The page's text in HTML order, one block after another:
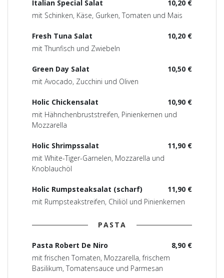
10,20 €
Italian Special Salat
mit Schinken, Käse, Gurken, Tomaten und Mais
10,20 €
Fresh Tuna Salat
mit Thunfisch und Zwiebeln
10,50 €
Green Day Salat
mit Avocado, Zucchini und Oliven
10,90 €
Holic Chickensalat
mit Hähnchenbruststreifen, Pinienkernen und
Mozzarella
11,90 €
Holic Shrimpssalat
mit White-Tiger-Garnelen, Mozzarella und
Knoblauchöl
11,90 €
Holic Rumpsteaksalat (scharf)
mit Rumpsteakstreifen, Chiliöl und Pinienkernen
PASTA
8,90 €
Pasta Robert De Niro
mit frischen Tomaten, Mozzarella, frischem
Basilikum, Tomatensauce und Parmesan